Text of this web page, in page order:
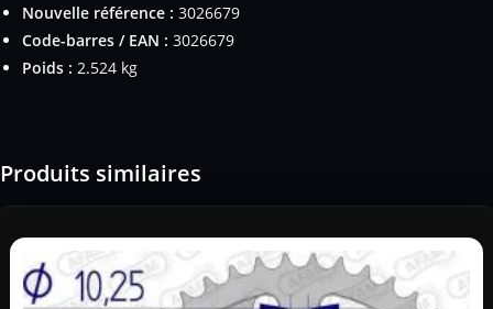
Nouvelle référence : 3026679
Code-barres / EAN : 3026679
Poids : 2.524 kg
Produits similaires